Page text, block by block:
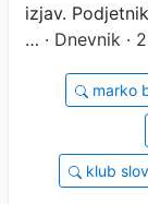
izjav.
… · Dnevnik ·
marko
klub